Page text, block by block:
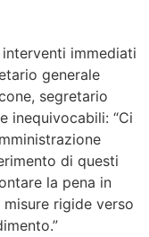
interventi immediati
generale
segretario
inequivocabili: “Ci
di questi
la pena in
rigide verso